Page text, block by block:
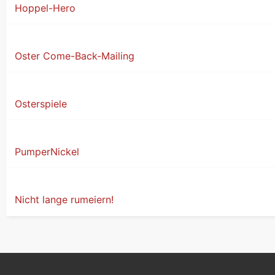
Hoppel-Hero
Oster Come-Back-Mailing
Osterspiele
PumperNickel
Nicht lange rumeiern!